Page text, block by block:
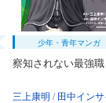
転
少年・青年マンガ
察知されない最強
三上康明 田中インサイ